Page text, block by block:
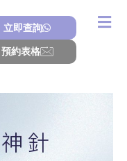
立即查詢
預約表格